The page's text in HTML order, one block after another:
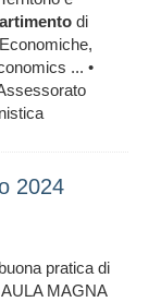
di
... •
2024
pratica di
MAGNA